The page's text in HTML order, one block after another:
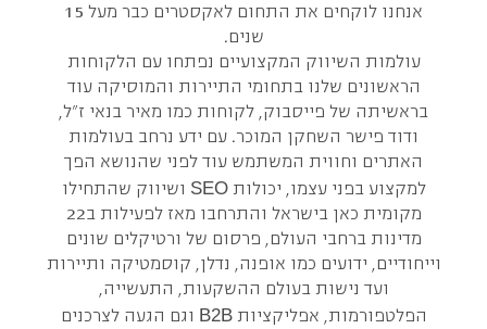
אנחנו לוקחים את התחום לאקסטרים כבר מעל 15
שנים.
עולמות השיווק המקצועיים נפתחו עם הלקוחות
הראשונים שלנו בתחומי התיירות והמוסיקה עוד
בראשיתה של פייסבוק, לקוחות כמו מאיר בנאי ז"ל,
ודוד פישר השחקן המוכר. עם ידע נרחב בעולמות
האתרים וחווית המשתמש עוד לפני שהנושא הפך
למקצוע בפני עצמו, יכולותSEO ושיווק שהתחילו
מקומית כאן בישראל והתרחבו מאז לפעילות ב22
מדינות ברחבי העולם, פרסום של ורטיקלים שונים
וייחודיים, ידועים כמו אופנה, נדלן, קוסמטיקה ותיירות
ועד נישות בעולם ההשקעות, התעשייה,
הפלטפורמות, אפליקציותB2B וגם הגעה לצרכנים